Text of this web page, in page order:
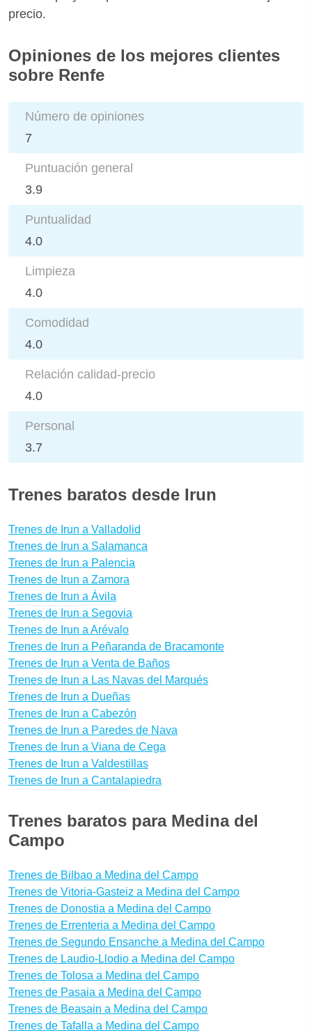
precio.
Opiniones de los mejores clientes
sobre Renfe
Número de opiniones
7
Puntuación general
3.9
Puntualidad
4.0
Limpieza
4.0
Comodidad
4.0
Relación calidad-precio
4.0
Personal
3.7
Trenes baratos desde Irun
Trenes de Irun a Valladolid
Trenes de Irun a Salamanca
Trenes de Irun a Palencia
Trenes de Irun a Zamora
Trenes de Irun a Ávila
Trenes de Irun a Segovia
Trenes de Irun a Arévalo
Trenes de Irun a Peñaranda de Bracamonte
Trenes de Irun a Venta de Baños
Trenes de Irun a Las Navas del Marqués
Trenes de Irun a Dueñas
Trenes de Irun a Cabezón
Trenes de Irun a Paredes de Nava
Trenes de Irun a Viana de Cega
Trenes de Irun a Valdestillas
Trenes de Irun a Cantalapiedra
Trenes baratos para Medina del
Campo
Trenes de Bilbao a Medina del Campo
Trenes de Vitoria-Gasteiz a Medina del Campo
Trenes de Donostia a Medina del Campo
Trenes de Errenteria a Medina del Campo
Trenes de Segundo Ensanche a Medina del Campo
Trenes de Laudio-Llodio a Medina del Campo
Trenes de Tolosa a Medina del Campo
Trenes de Pasaia a Medina del Campo
Trenes de Beasain a Medina del Campo
Trenes de Tafalla a Medina del Campo